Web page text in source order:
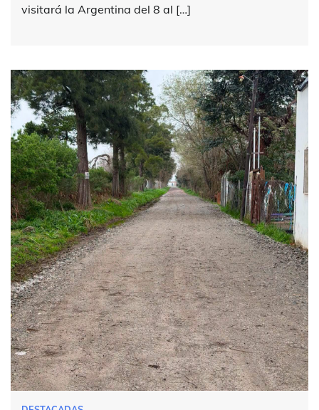
visitará la Argentina del 8 al […]